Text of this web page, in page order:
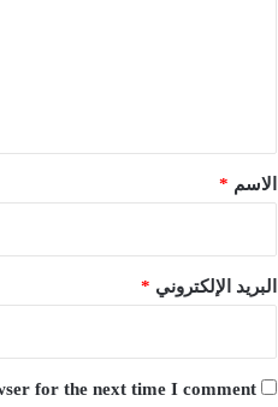
*الاسم *
البريد الإلكتروني *
for the next time I comment.